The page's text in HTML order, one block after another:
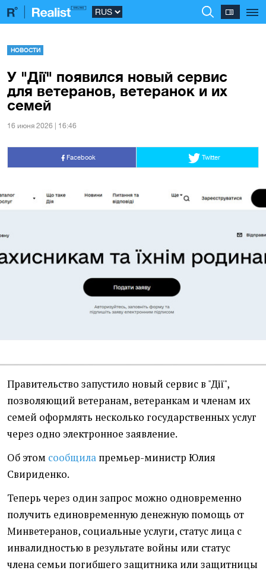
НОВОСТИ
У "Дії" появился новый сервис
для ветеранов, ветеранок и их
семей
16 июня 2026 | 16:46
Facebook Twitter
Правительство запустило новый сервис в "Дії",
позволяющий ветеранам, ветеранкам и членам их
семей оформлять несколько государственных услуг
через одно электронное заявление.
Об этом сообщила премьер-министр Юлия
Свириденко.
Теперь через один запрос можно одновременно
получить единовременную денежную помощь от
Минветеранов, социальные услуги, статус лица с
инвалидностью в результате войны или статус
члена семьи погибшего защитника или защитницы